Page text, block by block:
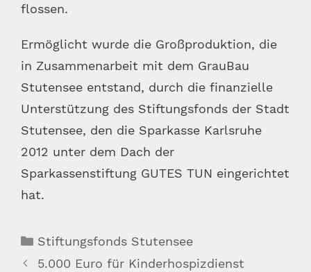
flossen.
Ermöglicht wurde die Großproduktion, die
in Zusammenarbeit mit dem GrauBau
Stutensee entstand, durch die finanzielle
Unterstützung des Stiftungsfonds der Stadt
Stutensee, den die Sparkasse Karlsruhe
2012 unter dem Dach der
Sparkassenstiftung GUTES TUN eingerichtet
hat.
Kategorien
Stiftungsfonds Stutensee
5.000 Euro für Kinderhospizdienst